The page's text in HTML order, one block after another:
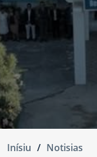
Inísiu
Notisias